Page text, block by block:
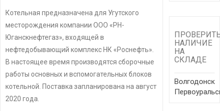
Котельная предназначена для Угутского
месторождения компании ООО «РН-
Юганскнефтегаз», входящей в
нефтедобывающий комплекс НК «Роснефть».
В настоящее время производятся сборочные
работы основных и вспомогательных блоков
котельной. Поставка запланирована на август
2020 года.
НАЛИЧИЕ
НА
СКЛАДЕ
Волгодонск